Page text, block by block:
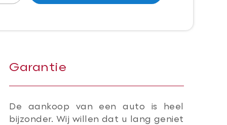
Garantie
De aankoop van een auto is heel
bijzonder. Wij willen dat u lang geniet